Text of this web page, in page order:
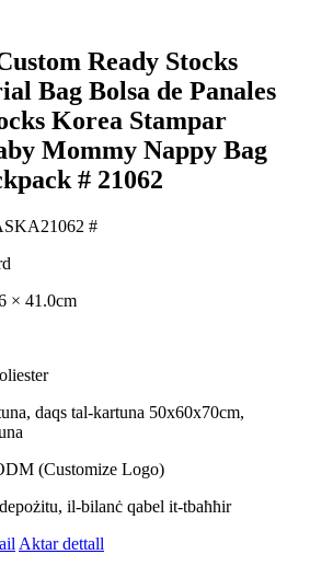
Ready Stocks
Bag Bolsa de Panales
Korea Stampar
Mommy Nappy Bag
# 21062
#
× 41.0cm
daqs tal-kartuna 50x60x70cm,
(Customize Logo)
il-bilanċ qabel it-tbaħħir
Aktar dettall